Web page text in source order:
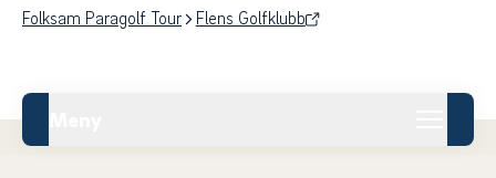
Folksam Paragolf Tour Flens Golfklubb